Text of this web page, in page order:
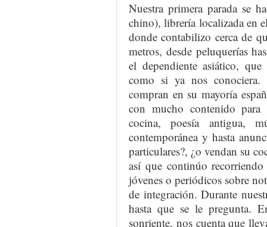
Nuestra primera parada se
chino), librería localizada en
donde contabilizo cerca de
metros, desde peluquerías
el dependiente asiático,
como si ya nos
compran en su mayoría
con mucho contenido
cocina, poesía antigua,
contemporánea y hasta
particulares?, ¿o vendan su
así que continúo
jóvenes o periódicos sobre
de integración. Durante
hasta que se le pregunta.
sonriente, nos cuenta que